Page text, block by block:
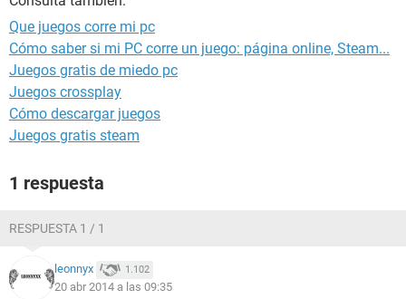
Que juegos corre mi pc
Cómo saber si mi PC corre un juego: página online, Steam...
Juegos gratis de miedo pc
Juegos crossplay
Cómo descargar juegos
Juegos gratis steam
1 respuesta
RESPUESTA 1 / 1
leonnyx 1.102
20 abr 2014 a las 09:35